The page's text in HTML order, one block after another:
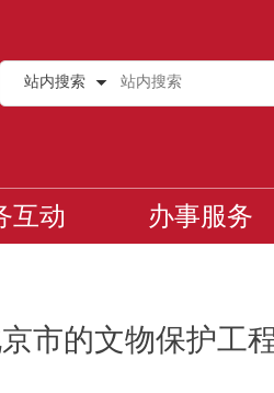
站内搜索
互动 办事服务
市的文物保护工